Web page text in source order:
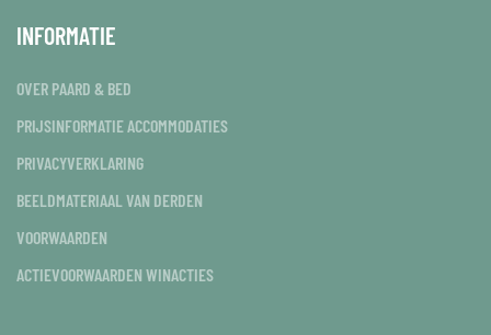
INFORMATIE
OVER PAARD & BED
PRIJSINFORMATIE ACCOMMODATIES
PRIVACYVERKLARING
BEELDMATERIAAL VAN DERDEN
VOORWAARDEN
ACTIEVOORWAARDEN WINACTIES